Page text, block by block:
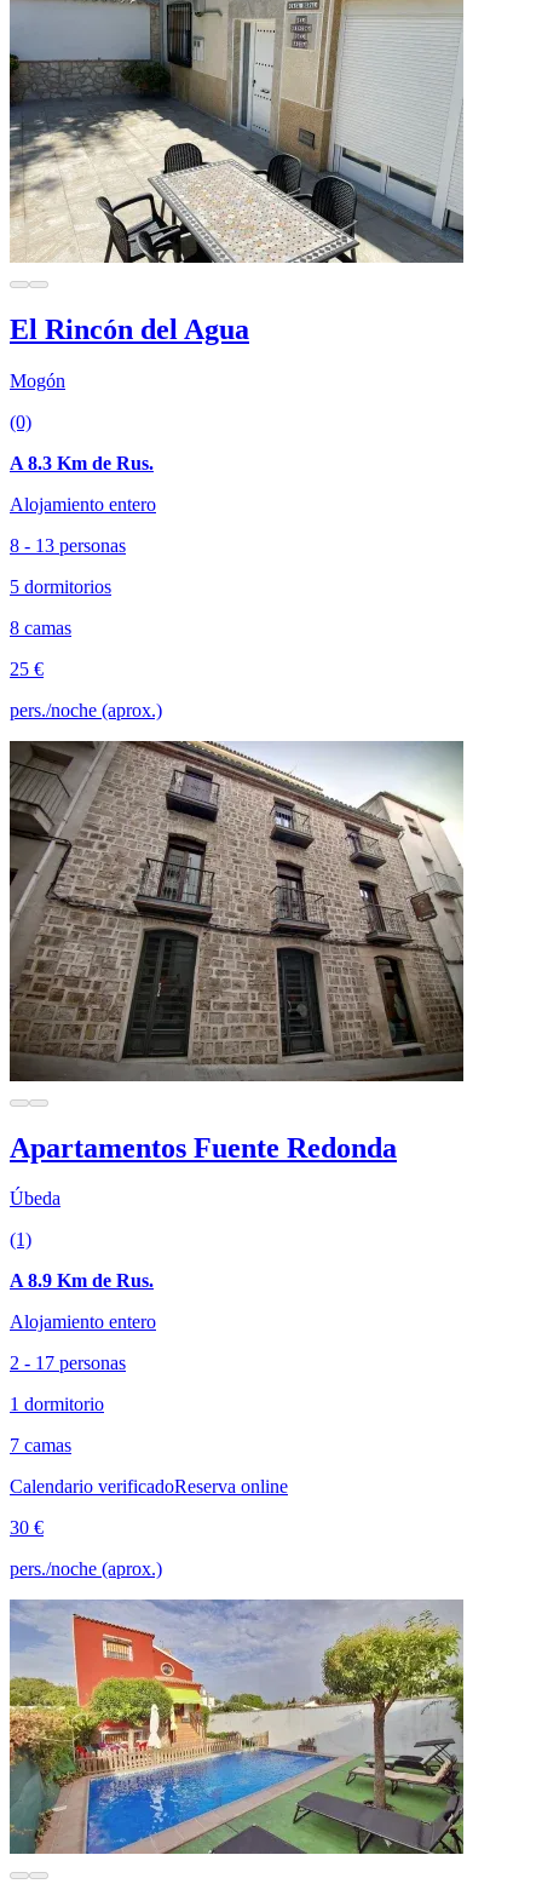
El Rincón del Agua
Mogón
(0)
A 8.3 Km de Rus.
Alojamiento entero
8 - 13 personas
5 dormitorios
8 camas
25 €
pers./noche (aprox.)
Apartamentos Fuente Redonda
Úbeda
(1)
A 8.9 Km de Rus.
Alojamiento entero
2 - 17 personas
1 dormitorio
7 camas
Calendario verificadoReserva online
30 €
pers./noche (aprox.)